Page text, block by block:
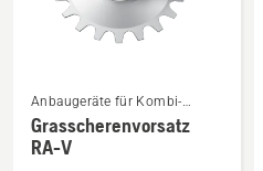
Details
zu
Grasscherenvorsatz
Anbaugeräte für Kombi-
Trimmer und -Motorsensen
Grasscherenvorsatz
RA-V